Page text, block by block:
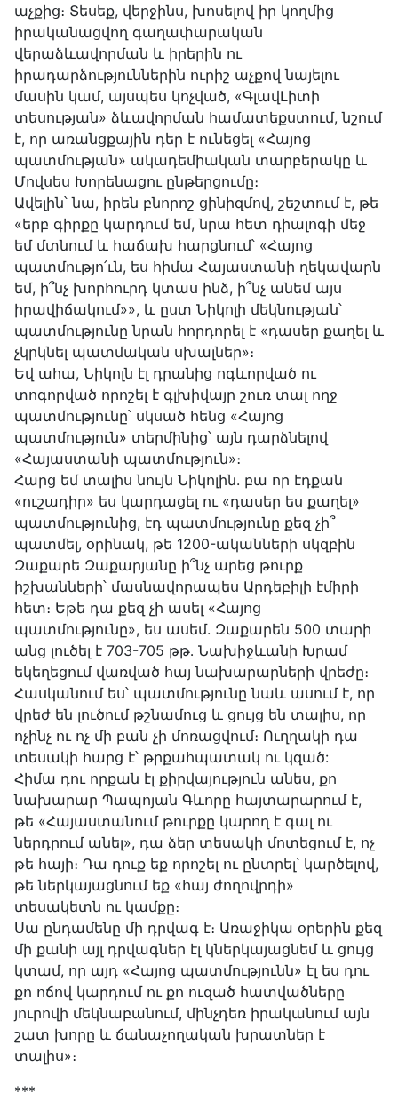
աչքից։ Տեսեք, վերջինս, խոսելով իր կողմից
իրականացվող գաղափարական
վերաձևավորման և իրերին ու
իրադարձություններին ուրիշ աչքով նայելու
մասին կամ, այսպես կոչված, «ԳլավԼիտի
տեսության» ձևավորման համատեքստում, նշում
է, որ առանցքային դեր է ունեցել «Հայոց
պատմության» ակադեմիական տարբերակը և
Մովսես Խորենացու ընթերցումը։
Ավելին՝ նա, իրեն բնորոշ ցինիզմով, շեշտում է, թե
«երբ գիրքը կարդում եմ, նրա հետ դիալոգի մեջ
եմ մտնում և հաճախ հարցնում՝ «Հայոց
պատմությո՛ւն, ես հիմա Հայաստանի ղեկավարն
եմ, ի՞նչ խորհուրդ կտաս ինձ, ի՞նչ անեմ այս
իրավիճակում»», և ըստ Նիկոլի մեկնության՝
պատմությունը նրան հորդորել է «դասեր քաղել և
չկրկնել պատմական սխալներ»։
Եվ ահա, Նիկոլն էլ դրանից ոգևորված ու
տոգորված որոշել է գլխիվայր շուռ տալ ողջ
պատմությունը՝ սկսած հենց «Հայոց
պատմություն» տերմինից՝ այն դարձնելով
«Հայաստանի պատմություն»։
Հարց եմ տալիս նույն Նիկոլին. բա որ էդքան
«ուշադիր» ես կարդացել ու «դասեր ես քաղել»
պատմությունից, էդ պատմությունը քեզ չի՞
պատմել, օրինակ, թե 1200-ականների սկզբին
Զաքարե Զաքարյանը ի՞նչ արեց թուրք
իշխանների՝ մասնավորապես Արդեբիլի էմիրի
հետ։ Եթե դա քեզ չի ասել «Հայոց
պատմությունը», ես ասեմ. Զաքարեն 500 տարի
անց լուծել է 703-705 թթ․ Նախիջևանի Խրամ
եկեղեցում վառված հայ նախարարների վրեժը։
Հասկանում ես՝ պատմությունը նաև ասում է, որ
վրեժ են լուծում թշնամուց և ցույց են տալիս, որ
ոչինչ ու ոչ մի բան չի մոռացվում։ Ուղղակի դա
տեսակի հարց է՝ թրքահպատակ ու կզած:
Հիմա դու որքան էլ քիրվայություն անես, քո
նախարար Պապոյան Գևորը հայտարարում է,
թե «Հայաստանում թուրքը կարող է գալ ու
ներդրում անել», դա ձեր տեսակի մոտեցում է, ոչ
թե հայի։ Դա դուք եք որոշել ու ընտրել՝ կարծելով,
թե ներկայացնում եք «հայ ժողովրդի»
տեսակետն ու կամքը։
Սա ընդամենը մի դրվագ է։ Առաջիկա օրերին քեզ
մի քանի այլ դրվագներ էլ կներկայացնեմ և ցույց
կտամ, որ այդ «Հայոց պատմությունն» էլ ես դու
քո ոճով կարդում ու քո ուզած հատվածները
յուրովի մեկնաբանում, մինչդեռ իրականում այն
շատ խորը և ճանաչողական խրատներ է
տալիս»։
***